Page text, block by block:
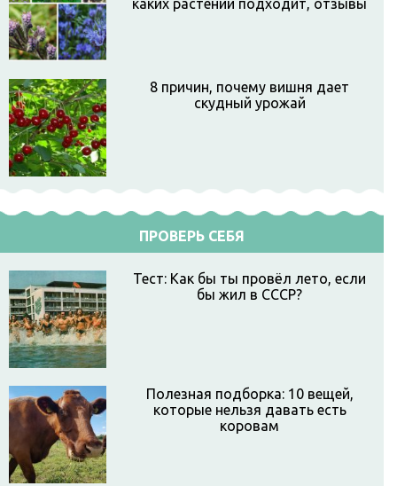
каких растений подходит, отзывы
8 причин, почему вишня дает
скудный урожай
ПРОВЕРЬ СЕБЯ
Тест: Как бы ты провёл лето, если
бы жил в СССР?
Полезная подборка: 10 вещей,
которые нельзя давать есть
коровам